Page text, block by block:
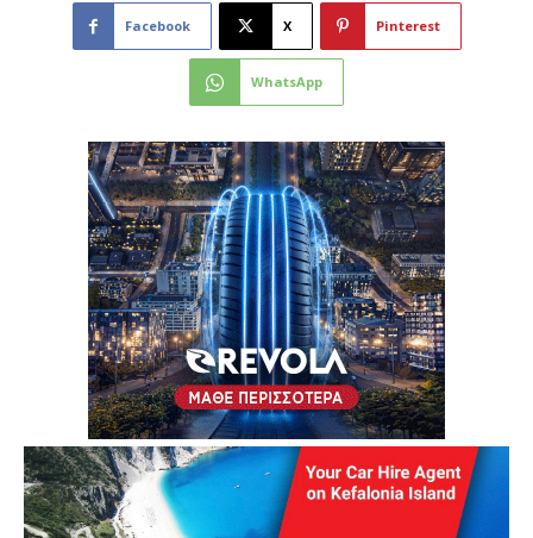
Facebook X Pinterest
WhatsApp